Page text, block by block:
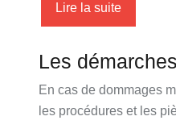
Lire la suite
Les
En cas de dommages
les procédures et les